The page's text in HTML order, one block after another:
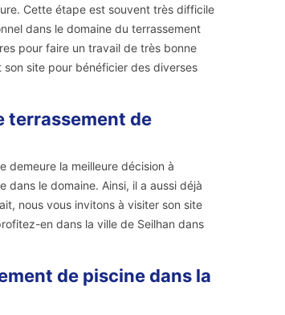
Cette étape est souvent très difficile
dans le domaine du terrassement
pour faire un travail de très bonne
site pour bénéficier des diverses
terrassement de
demeure la meilleure décision à
le domaine. Ainsi, il a aussi déjà
nous vous invitons à visiter son site
en dans la ville de Seilhan dans
de piscine dans la